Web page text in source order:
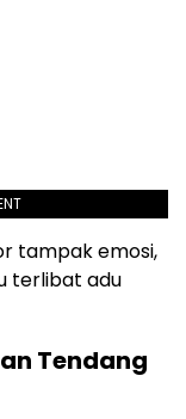
tampak emosi,
terlibat adu
Tendang